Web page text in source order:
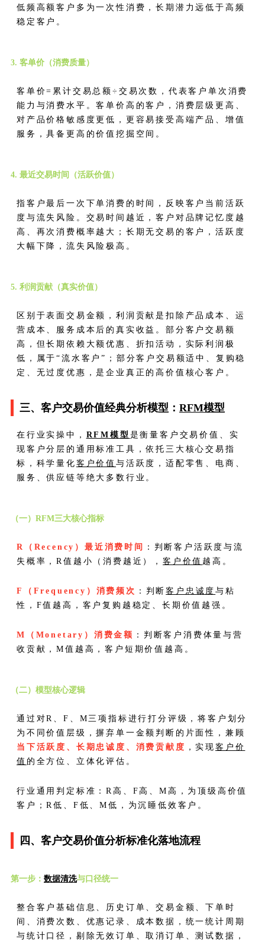
低频高额客户多为一次性消费，长期潜力远低于高频
稳定客户。
3. 客单价（消费质量）
客单价=累计交易总额÷交易次数，代表客户单次消费
能力与消费水平。客单价高的客户，消费层级更高、
对产品价格敏感度更低，更容易接受高端产品、增值
服务，具备更高的价值挖掘空间。
4. 最近交易时间（活跃价值）
指客户最后一次下单消费的时间，反映客户当前活跃
度与流失风险。交易时间越近，客户对品牌记忆度越
高、再次消费概率越大；长期无交易的客户，活跃度
大幅下降，流失风险极高。
5. 利润贡献（真实价值）
区别于表面交易金额，利润贡献是扣除产品成本、运
营成本、服务成本后的真实收益。部分客户交易额
高，但长期依赖大额优惠、折扣活动，实际利润极
低，属于“流水客户”；部分客户交易额适中、复购稳
定、无过度优惠，是企业真正的高价值核心客户。
三、客户交易价值经典分析模型： RFM模型
在行业实操中， RFM模型 是衡量客户交易价值、实
现客户分层的通用标准工具，依托三大核心交易指
标，科学量化 客户价值与活跃度，适配零售、电商、
服务、供应链等绝大多数行业。
（一）RFM三大核心指标
R（Recency）最近消费时间
：判断客户活跃度与流
失概率，R值越小（消费越近），客户价值 越高。
F（Frequency）消费频次 ：判断客户忠诚度与粘
性，F值越高，客户复购越稳定、长期价值越强。
M（Monetary）消费金额 ：判断客户消费体量与营
收贡献，M值越高，客户短期价值越高。
（二）模型核心逻辑
通过对R、F、M三项指标进行打分评级，将客户划分
为不同价值层级，摒弃单一金额判断的片面性，兼顾
当下活跃度、长期忠诚度、消费贡献度 ，实现客户价
值 的全方位、立体化评估。
行业通用判定标准：R高、F高、M高，为顶级高价值
客户；R低、F低、M低，为沉睡低效客户。
四、客户交易价值分析标准化落地流程
第一步： 数据清洗与口径统一
整合客户基础信息、历史订单、交易金额、下单时
间、消费次数、优惠记录、成本数据，统一统计周期
与统计口径，剔除无效订单、取消订单、测试数据，